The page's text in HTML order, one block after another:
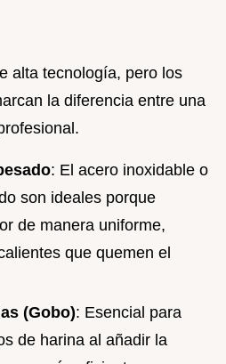
alta tecnología, pero los
la diferencia entre una
: El acero inoxidable o
son ideales porque
de manera uniforme,
que quemen el
(Gobo): Esencial para
de harina al añadir la